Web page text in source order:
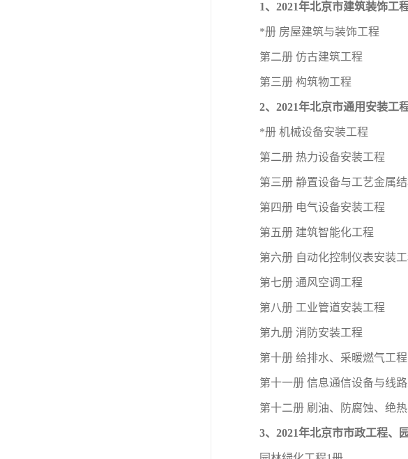
1、2021年北京市建筑装饰工
*册 房屋建筑与装饰工程
第二册 仿古建筑工程
第三册 构筑物工程
2、2021年北京市通用安装工
*册 机械设备安装工程
第二册 热力设备安装工程
第三册 静置设备与工艺金属
第四册 电气设备安装工程
第五册 建筑智能化工程
第六册 自动化控制仪表安装
第七册 通风空调工程
第八册 工业管道安装工程
第九册 消防安装工程
第十册 给排水、采暖燃气工程
第十一册 信息通信设备与线
第十二册 刷油、防腐蚀、绝
3、2021年北京市市政工程、